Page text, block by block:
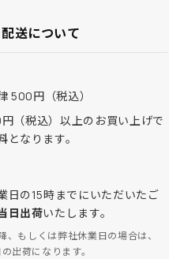
送について
500円（税込）
（税込）以上のお買い上げで
となります。
日の15時までにいただいたご
日出荷いたします。
、もしくは弊社休業日の場合は、
出荷になります。